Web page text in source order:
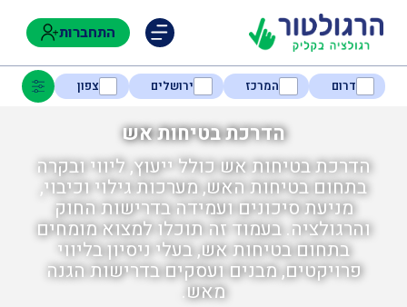
התחברות
דרום המרכז ירושלים צפון
הדרכת בטיחות אש
הדרכת בטיחות אש כולל ייעוץ, ליווי ובקרה
בתחום בטיחות האש, מערכות גילוי וכיבוי,
מניעת סיכונים ועמידה בדרישות החוק
והרגולציה. בעמוד זה תוכלו למצוא מומחים
בתחום בטיחות אש, בעלי ניסיון בליווי
פרויקטים, מבנים ועסקים בדרישות הגנה
מאש.
נגישות
חקלאות